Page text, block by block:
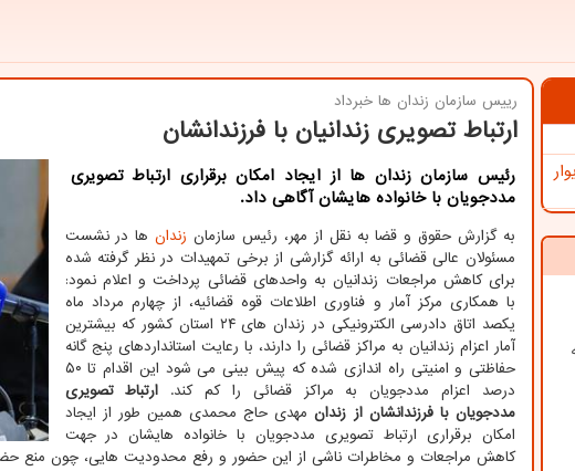
رییس سازمان زندان ها خبرداد
ارتباط تصویری زندانیان با فرزندانشان
رئیس سازمان زندان ها از ایجاد امكان برقراری ارتباط تصویری
مددجویان با خانواده هایشان آگاهی داد.
به گزارش حقوق و قضا به نقل از مهر، رئیس سازمان زندانها در نشست
مسئولان عالی قضائی به ارائه گزارشی از برخی تمهیدات در نظر گرفته شده
برای کاهش مراجعات زندانیان به واحدهای قضائی پرداخت و اعلام نمود:
با همکاری مرکز آمار و فناوری اطلاعات قوه قضائیه، از چهارم مرداد ماه
یکصد اتاق دادرسی الکترونیکی در زندان های ۲۴ استان کشور که بیشترین
آمار اعزام زندانیان به مراکز قضائی را دارند، با رعایت استانداردهای پنج گانه
حفاظتی و امنیتی راه اندازی شده که پیش بینی می شود این اقدام تا ۵۰
درصد اعزام مددجویان به مراکز قضائی را کم کند. ارتباط تصویری
مددجویان با فرزندانشان از زندانمهدی حاج محمدی همین طور از ایجاد
امکان برقراری ارتباط تصویری مددجویان با خانواده هایشان در جهت
کاهش مراجعات و مخاطرات ناشی از این حضور و رفع محدودیت هایی، چون منع حضور